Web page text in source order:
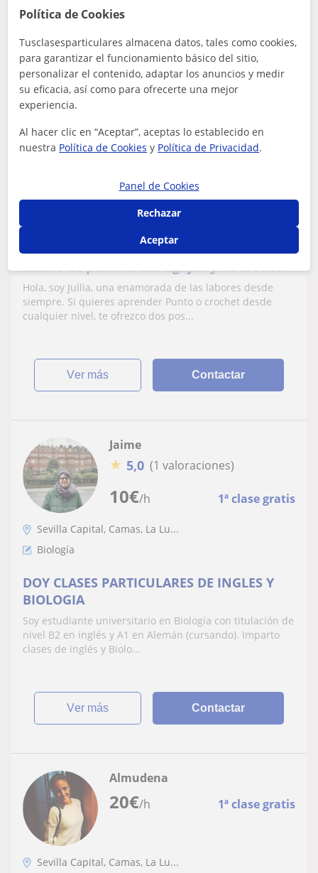
ver más Contactar
10€/h 1ª clase gratis
Julia
Sevilla Capital, La Luisiana,...
Hola, soy Jullia, una enamorada de las labores desde
siempre. Si quieres aprender Punto o crochet desde
cualquier nivel, te ofrezco dos pos...
ver más Contactar
10€/h 1ª clase gratis
Jaime
★ 5,0 (1 valoraciones)
Sevilla Capital, Camas, La Lu...
Biología
DOY CLASES PARTICULARES DE INGLES Y
BIOLOGIA
Soy estudiante universitario en Biología con titulación de
nivel B2 en inglés y A1 en Alemán (cursando). Imparto
clases de inglés y Biolo...
ver más Contactar
20€/h 1ª clase gratis
Almudena
Sevilla Capital, Camas, La Lu...
Política de Cookies
Tusclasesparticulares almacena datos, tales como cookies,
para garantizar el funcionamiento básico del sitio,
personalizar el contenido, adaptar los anuncios y medir
su eficacia, así como para ofrecerte una mejor
experiencia.
Al hacer clic en “Aceptar”, aceptas lo establecido en
nuestra Política de Cookies y Política de Privacidad.
Panel de Cookies
Rechazar
Aceptar